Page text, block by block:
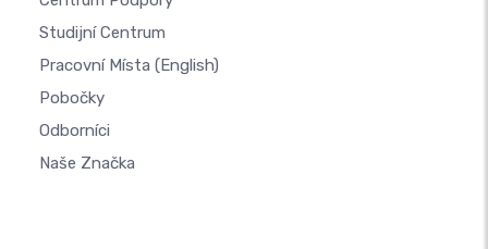
Studijní Centrum
Pracovní Místa (English)
Pobočky
Odborníci
Naše Značka